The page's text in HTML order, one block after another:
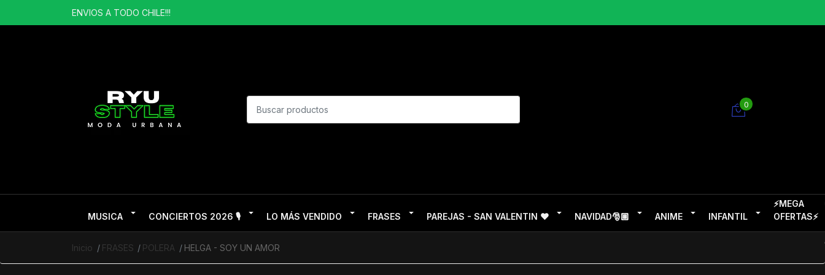
ENVIOS A TODO CHILE!!!
0
MUSICA CONCIERTOS 2026 🎙️ LO MÁS VENDIDO FRASES PAREJAS - SAN VALENTIN ❤ NAVIDAD🎅🏽 ANIME INFANTIL
⚡MEGA
OFERTAS⚡
Inicio FRASES POLERA HELGA - SOY UN AMOR